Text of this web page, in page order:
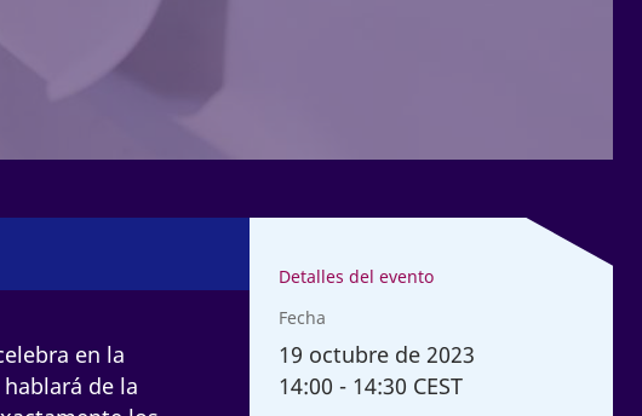
en la
de la
Detalles del evento
Fecha
19 octubre de 2023
14:00 - 14:30 CEST